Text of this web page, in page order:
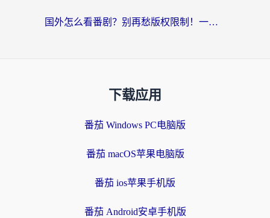
国外怎么看番剧？别再愁版权限制！一个工具解决所有回国追剧难题
下载应用
番茄 Windows PC电脑版
番茄 macOS苹果电脑版
番茄 ios苹果手机版
番茄 Android安卓手机版